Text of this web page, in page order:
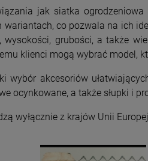
jak siatka
co pozwala na ich
wysokości, grubości, a także
klienci mogą wybrać model,
wybór akcesoriów
ocynkowane, a także słupki i
wyłącznie z krajów Unii